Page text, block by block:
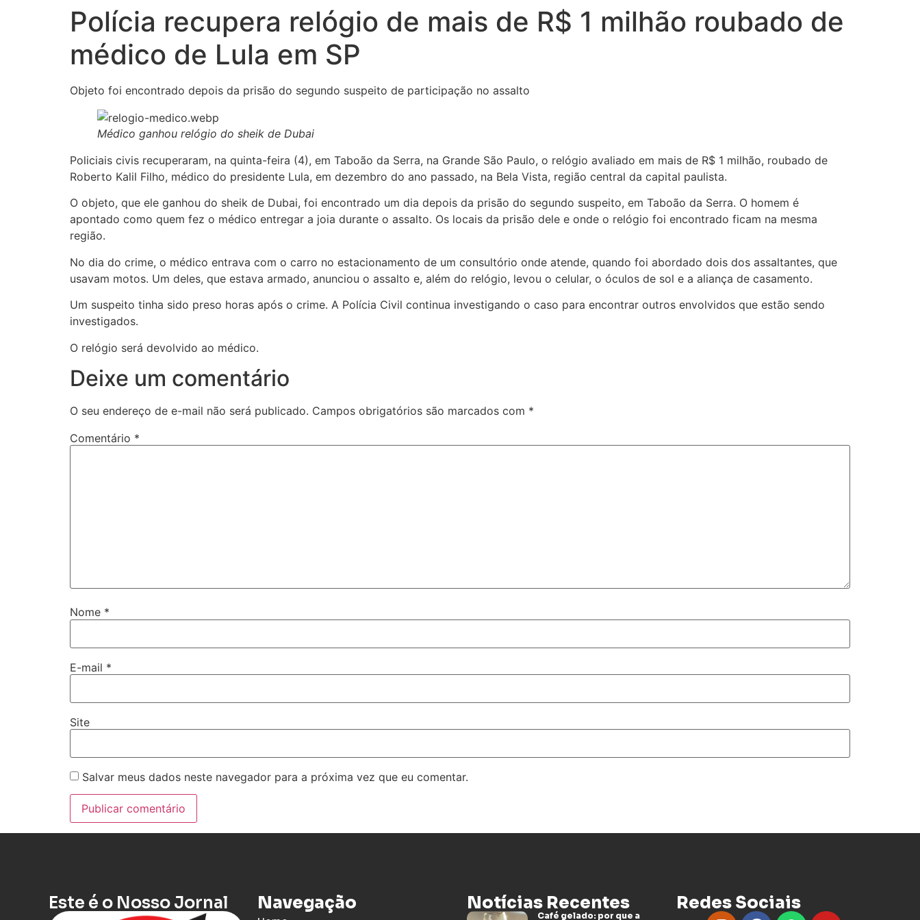
Polícia recupera relógio de mais de R$ 1 milhão roubado de
médico de Lula em SP
Objeto foi encontrado depois da prisão do segundo suspeito de participação no assalto
Médico ganhou relógio do sheik de Dubai
Policiais civis recuperaram, na quinta-feira (4), em Taboão da Serra, na Grande São Paulo, o relógio avaliado em mais de R$ 1 milhão, roubado de
Roberto Kalil Filho, médico do presidente Lula, em dezembro do ano passado, na Bela Vista, região central da capital paulista.
O objeto, que ele ganhou do sheik de Dubai, foi encontrado um dia depois da prisão do segundo suspeito, em Taboão da Serra. O homem é
apontado como quem fez o médico entregar a joia durante o assalto. Os locais da prisão dele e onde o relógio foi encontrado ficam na mesma
região.
No dia do crime, o médico entrava com o carro no estacionamento de um consultório onde atende, quando foi abordado dois dos assaltantes, que
usavam motos. Um deles, que estava armado, anunciou o assalto e, além do relógio, levou o celular, o óculos de sol e a aliança de casamento.
Um suspeito tinha sido preso horas após o crime. A Polícia Civil continua investigando o caso para encontrar outros envolvidos que estão sendo
investigados.
O relógio será devolvido ao médico.
Deixe um comentário
O seu endereço de e-mail não será publicado. Campos obrigatórios são marcados com *
Comentário *
Nome *
E-mail *
Site
Salvar meus dados neste navegador para a próxima vez que eu comentar.
Este é o Nosso Jornal Navegação Notícias Recentes
Café gelado: por que a
Redes Sociais